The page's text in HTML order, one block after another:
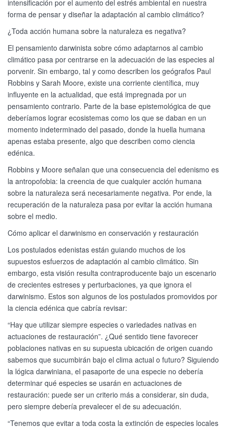
intensificación por el aumento del estrés ambiental en nuestra
forma de pensar y diseñar la adaptación al cambio climático?
¿Toda acción humana sobre la naturaleza es negativa?
El pensamiento darwinista sobre cómo adaptarnos al cambio
climático pasa por centrarse en la adecuación de las especies al
porvenir. Sin embargo, tal y como describen los geógrafos Paul
Robbins y Sarah Moore, existe una corriente científica, muy
influyente en la actualidad, que está impregnada por un
pensamiento contrario. Parte de la base epistemológica de que
deberíamos lograr ecosistemas como los que se daban en un
momento indeterminado del pasado, donde la huella humana
apenas estaba presente, algo que describen como ciencia
edénica.
Robbins y Moore señalan que una consecuencia del edenismo es
la antropofobia: la creencia de que cualquier acción humana
sobre la naturaleza será necesariamente negativa. Por ende, la
recuperación de la naturaleza pasa por evitar la acción humana
sobre el medio.
Cómo aplicar el darwinismo en conservación y restauración
Los postulados edenistas están guiando muchos de los
supuestos esfuerzos de adaptación al cambio climático. Sin
embargo, esta visión resulta contraproducente bajo un escenario
de crecientes estreses y perturbaciones, ya que ignora el
darwinismo. Estos son algunos de los postulados promovidos por
la ciencia edénica que cabría revisar:
“Hay que utilizar siempre especies o variedades nativas en
actuaciones de restauración”. ¿Qué sentido tiene favorecer
poblaciones nativas en su supuesta ubicación de origen cuando
sabemos que sucumbirán bajo el clima actual o futuro? Siguiendo
la lógica darwiniana, el pasaporte de una especie no debería
determinar qué especies se usarán en actuaciones de
restauración: puede ser un criterio más a considerar, sin duda,
pero siempre debería prevalecer el de su adecuación.
“Tenemos que evitar a toda costa la extinción de especies locales